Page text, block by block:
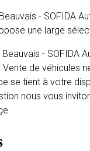
- SOFIDA
une large
- SOFIDA
Vente de véhicules
se tient à votre
nous vous